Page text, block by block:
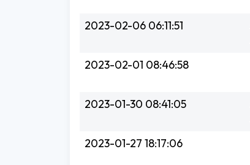
2023-02-06 06:11:51
2023-02-01 08:46:58
2023-01-30 08:41:05
2023-01-27 18:17:06